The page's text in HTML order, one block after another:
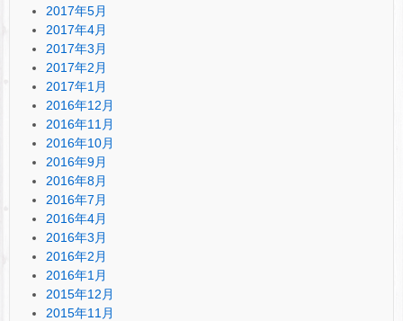
2017年5月
2017年4月
2017年3月
2017年2月
2017年1月
2016年12月
2016年11月
2016年10月
2016年9月
2016年8月
2016年7月
2016年4月
2016年3月
2016年2月
2016年1月
2015年12月
2015年11月